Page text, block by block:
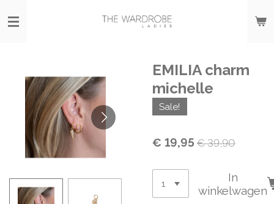
direct
EMILIA charm
michelle
Sale!
€ 19,95 € 39,90
In
winkelwagen